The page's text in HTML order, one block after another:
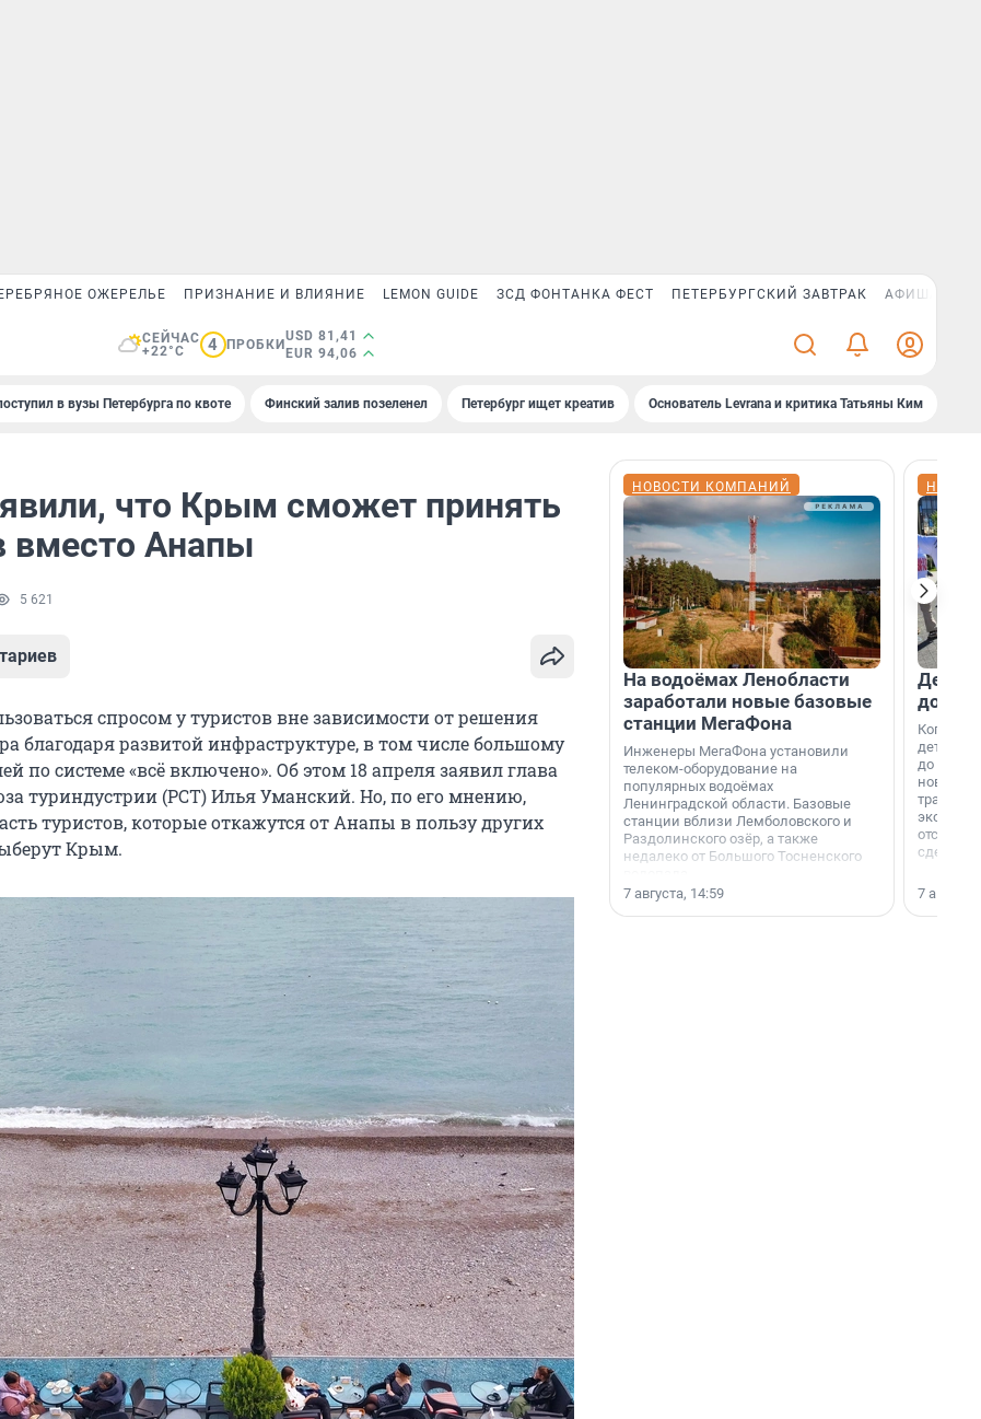
ОЖЕРЕЛЬЕ ПРИЗНАНИЕ И ВЛИЯНИЕ LEMON GUIDE ЗСД ФОНТАНКА ФЕСТ ПЕТЕРБУРГСКИЙ ЗАВТРАК АФИША PLUS
СЕЙЧАС
+22°C
4 ПРОБКИ
USD 81,41
EUR 94,06
в вузы Петербурга по квоте Финский залив позеленел Петербург ищет креатив Основатель Levrana и критика Татьяны Ким
что Крым сможет принять
вместо Анапы
5 621
спросом у туристов вне зависимости от решения
благодаря развитой инфраструктуре, в том числе большому
по системе «всё включено». Об этом 18 апрелязаявил глава
туриндустрии (РСТ) Илья Уманский. Но, по его мнению,
туристов, которые откажутся от Анапы в пользу других
Крым.
НОВОСТИ КОМПАНИЙ
На водоёмах Ленобласти
заработали новые базовые
станции МегаФона
Инженеры МегаФона установили
телеком-оборудование на
популярных водоёмах
Ленинградской области. Базовые
станции вблизи Лемболовского и
Раздолинского озёр, а также
недалеко от Большого Тосненского
7 августа, 14:59
Когда-
дети
до
новости
сделали
7